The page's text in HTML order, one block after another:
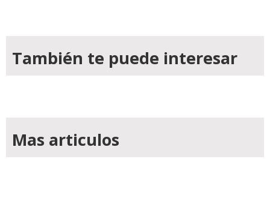
También te puede interesar
Mas articulos